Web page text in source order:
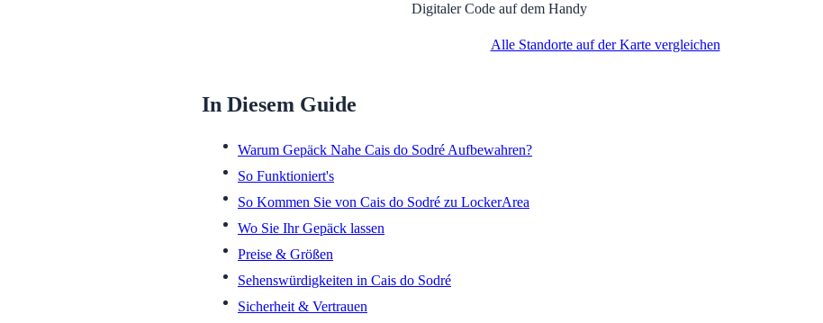
Digitaler Code auf dem Handy
Alle Standorte auf der Karte vergleichen
In Diesem Guide
Warum Gepäck Nahe Cais do Sodré Aufbewahren?
So Funktioniert's
So Kommen Sie von Cais do Sodré zu LockerArea
Wo Sie Ihr Gepäck lassen
Preise & Größen
Sehenswürdigkeiten in Cais do Sodré
Sicherheit & Vertrauen